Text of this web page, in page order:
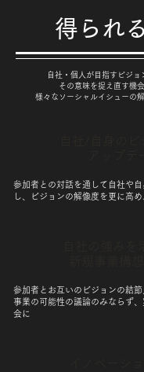
得られ
自社・個人が目指すビジョ
その意味を捉え直す機
様々なソーシャルイシューの
参加者との対話を通して自社や
し、ビジョンの解像度を更に高
参加者とお互いのビジョンの結
事業の可能性の議論のみならず
会に